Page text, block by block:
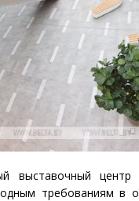
выставочный
требованиям в